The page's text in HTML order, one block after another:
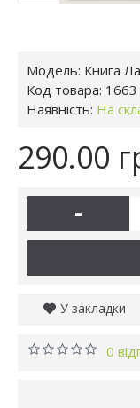
Модель: Книга
Код товара: 1663
Наявність: На
290.00
-
У закладки
0